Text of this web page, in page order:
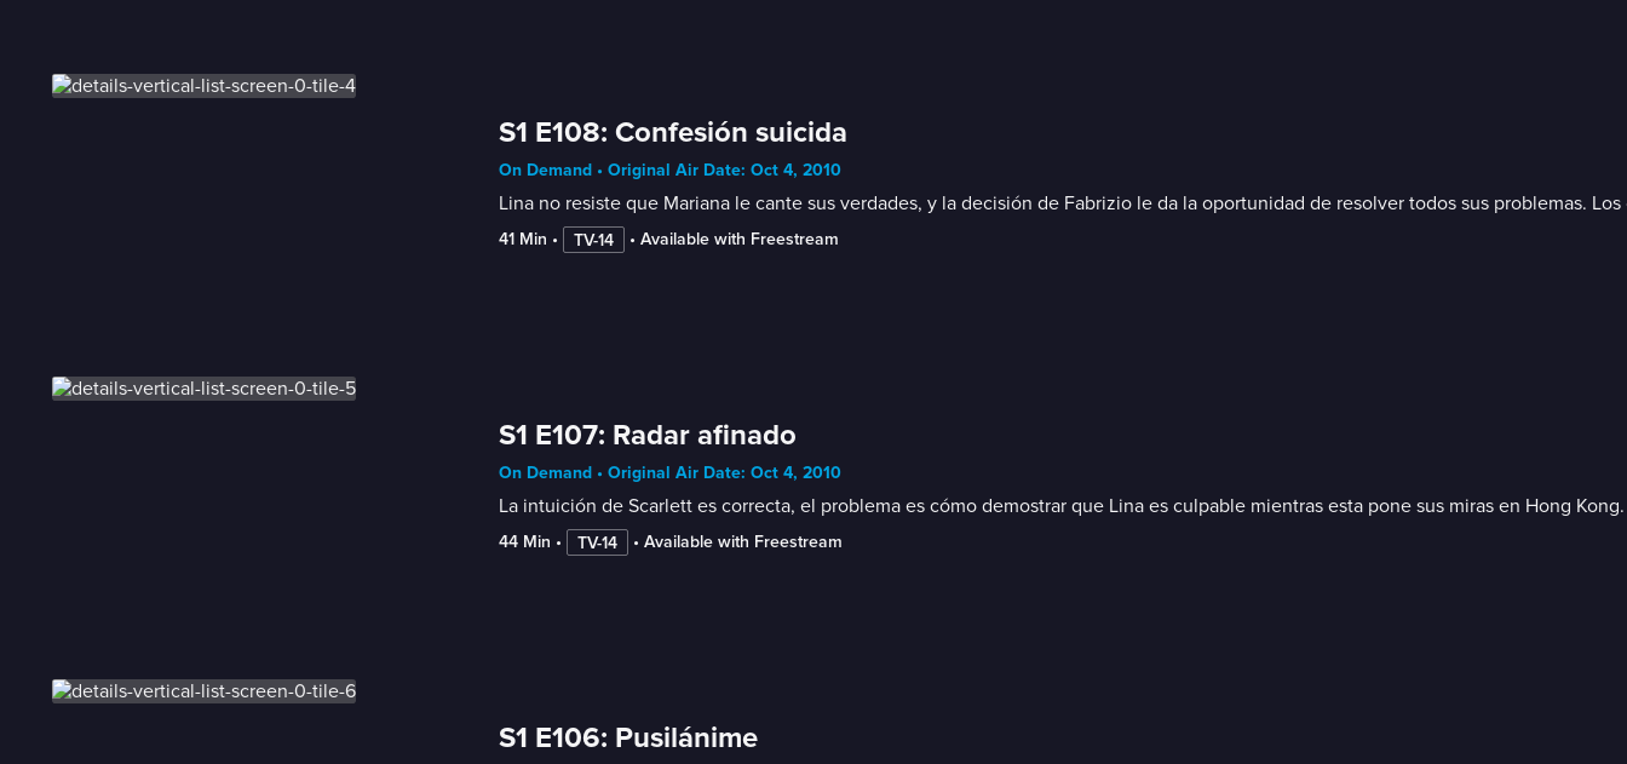
S1 E108: Confesión suicida
On Demand • Original Air Date: Oct 4, 2010
Lina no resiste que Mariana le cante sus verdades, y la decisión de Fabrizio le da la oportunidad de resolver todos sus problemas.
41 Min • TV-14 • Available with Freestream
S1 E107: Radar afinado
On Demand • Original Air Date: Oct 4, 2010
La intuición de Scarlett es correcta, el problema es cómo demostrar que Lina es culpable mientras esta pone sus miras en Hong
44 Min • TV-14 • Available with Freestream
S1 E106: Pusilánime